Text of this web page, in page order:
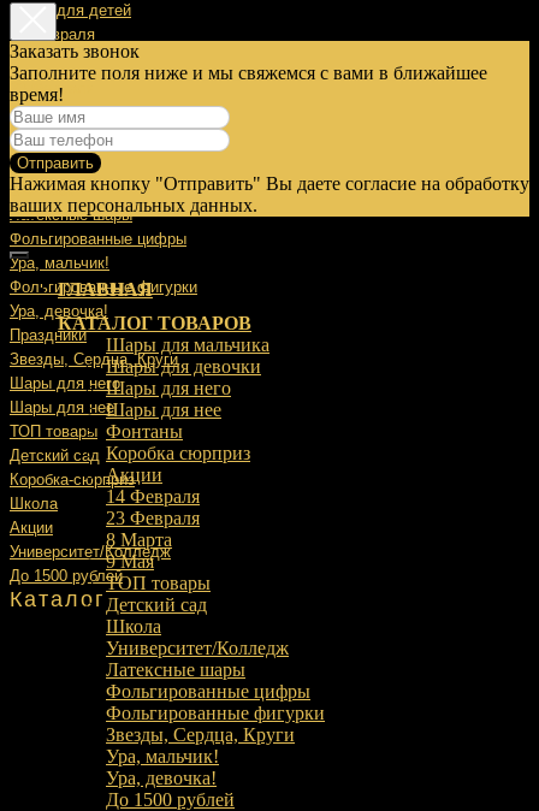
Шары для детей
14 Февраля
23 Февраля
8 Марта
9 Мая
Выписка
Латексные шары
Фольгированные цифры
Ура, мальчик!
Фольгированные фигурки
Ура, девочка!
Праздники
Звезды, Сердца, Круги
Шары для него
Шары для нее
ТОП товары
Детский сад
Коробка-сюрприз
Школа
Акции
Университет/Колледж
До 1500 рублей
Каталог
Заказать звонок
Заполните поля ниже и мы свяжемся с вами в ближайшее
время!
Отправить
Нажимая кнопку "Отправить" Вы даете согласие на обработку
ваших персональных данных.
ГЛАВНАЯ
КАТАЛОГ ТОВАРОВ
Шары для мальчика
Шары для девочки
Шары для него
Шары для нее
Фонтаны
Коробка сюрприз
Акции
14 Февраля
23 Февраля
8 Марта
9 Мая
ТОП товары
Детский сад
Школа
Университет/Колледж
Латексные шары
Фольгированные цифры
Фольгированные фигурки
Звезды, Сердца, Круги
Ура, мальчик!
Ура, девочка!
До 1500 рублей